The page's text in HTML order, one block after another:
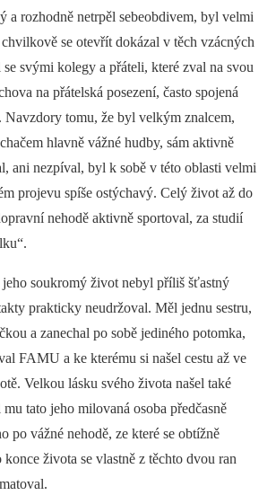
a rozhodně netrpěl sebeobdivem, byl velmi
se otevřít dokázal v těch vzácných
svými kolegy a přáteli, které zval na svou
na přátelská posezení, často spojená
Navzdory tomu, že byl velkým znalcem,
hlavně vážné hudby, sám aktivně
ani nezpíval, byl k sobě v této oblasti velmi
projevu spíše ostýchavý. Celý život až do
nehodě aktivně sportoval, za studií
soukromý život nebyl příliš šťastný
prakticky neudržoval. Měl jednu sestru,
a zanechal po sobě jediného potomka,
FAMU a ke kterému si našel cestu až ve
Velkou lásku svého života našel také
tato jeho milovaná osoba předčasně
po vážné nehodě, ze které se obtížně
života se vlastně z těchto dvou ran